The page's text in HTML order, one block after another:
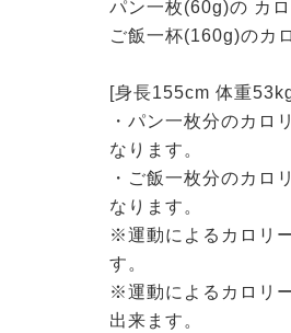
パン一枚(60g)の カ
ご飯一杯(160g)のカ
[身長155cm 体重
・パン一枚分のカロ
なります。
・ご飯一枚分のカロ
なります。
※運動によるカロリ
す。
※運動によるカロリ
出来ます。